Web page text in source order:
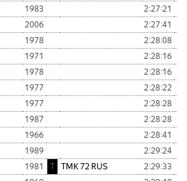
1983 2:27:21
2006 2:27:41
1978 2:28:08
1971 2:28:16
1978 2:28:16
1977 2:28:22
1977 2:28:28
1987 2:28:28
1966 2:28:41
1989 2:29:24
1981 Т ТМК 72 RUS 2:29:33